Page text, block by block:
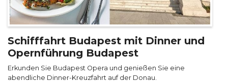
Schifffahrt Budapest mit Dinner und
Opernführung Budapest
Erkunden Sie Budapest Opera und genießen Sie eine
abendliche Dinner-Kreuzfahrt auf der Donau.